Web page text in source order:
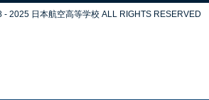
日本航空高等学校 ALL RIGHTS RESERVED